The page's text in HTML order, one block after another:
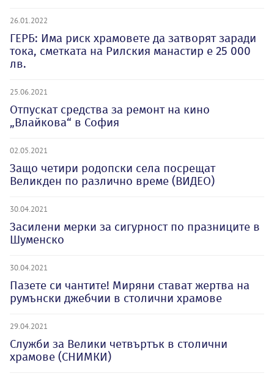
26.01.2022
ГЕРБ: Има риск храмовете да затворят заради
тока, сметката на Рилския манастир е 25 000
лв.
25.06.2021
Отпускат средства за ремонт на кино
„Влайкова“ в София
02.05.2021
Защо четири родопски села посрещат
Великден по различно време (ВИДЕО)
30.04.2021
Засилени мерки за сигурност по празниците в
Шуменско
30.04.2021
Пазете си чантите! Миряни стават жертва на
румънски джебчии в столични храмове
29.04.2021
Служби за Велики четвъртък в столични
храмове (СНИМКИ)